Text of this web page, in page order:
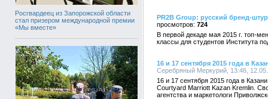
Росгвардеец из Запорожской области
стал призером международной премии
«Мы вместе»
PR2B Group: русский бренд-
724
В первой декаде мая 2015 г. топ-
классы для студентов Института
16 и 17 сентября 2015 года в
Серебряный Меркурий, 13:46,
16 и 17 сентября 2015 года в
Courtyard Marriott Kazan Kremlin.
агентства и маркетологи